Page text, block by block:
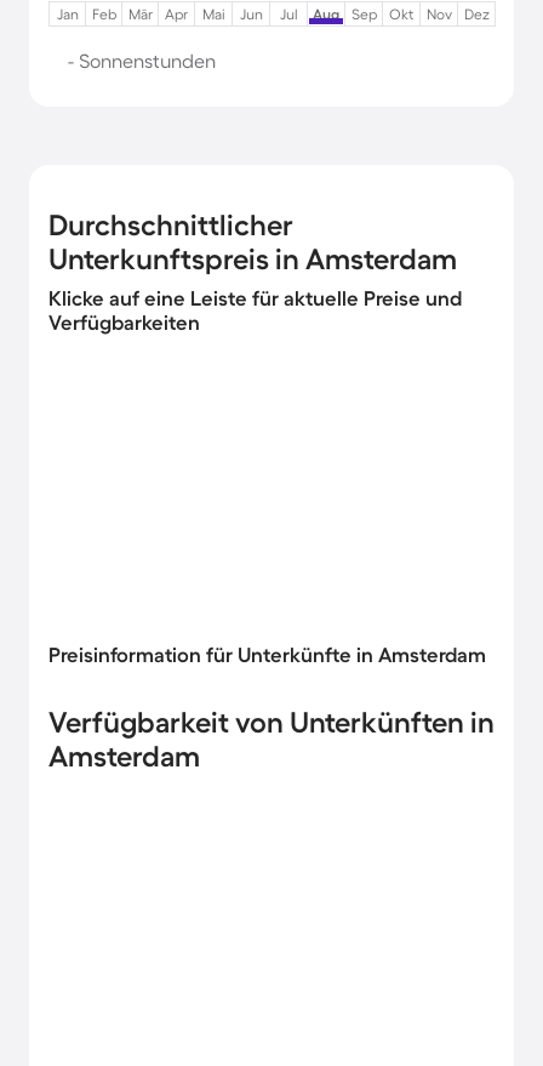
Jan Feb Mär Apr Mai Jun Jul Aug Sep Okt Nov Dez
- Sonnenstunden
Durchschnittlicher
Unterkunftspreis in Amsterdam
Klicke auf eine Leiste für aktuelle Preise und
Verfügbarkeiten
Preisinformation für Unterkünfte in Amsterdam
Verfügbarkeit von Unterkünften in
Amsterdam